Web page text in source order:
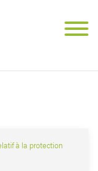
à la protection